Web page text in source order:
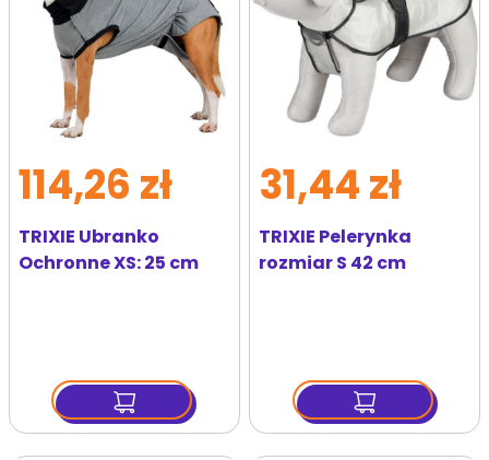
TRIXIE Ubranko
Ochronne XS: 25 cm
114,26 zł
TRIXIE Pelerynka
rozmiar S 42 cm
31,44 zł